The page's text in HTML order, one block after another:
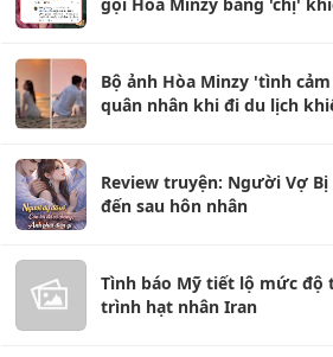
Bộ ảnh Hòa Minzy 'tình
quân nhân khi đi du lịch
Review truyện: Người Vợ
đến sau hôn nhân
Tình báo Mỹ tiết lộ mức độ
trình hạt nhân Iran